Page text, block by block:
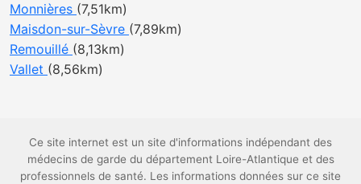
Monnières (7,51km)
Maisdon-sur-Sèvre (7,89km)
Remouillé (8,13km)
Vallet (8,56km)
Ce site internet est un site d'informations indépendant des
médecins de garde du département Loire-Atlantique et des
professionnels de santé. Les informations données sur ce site